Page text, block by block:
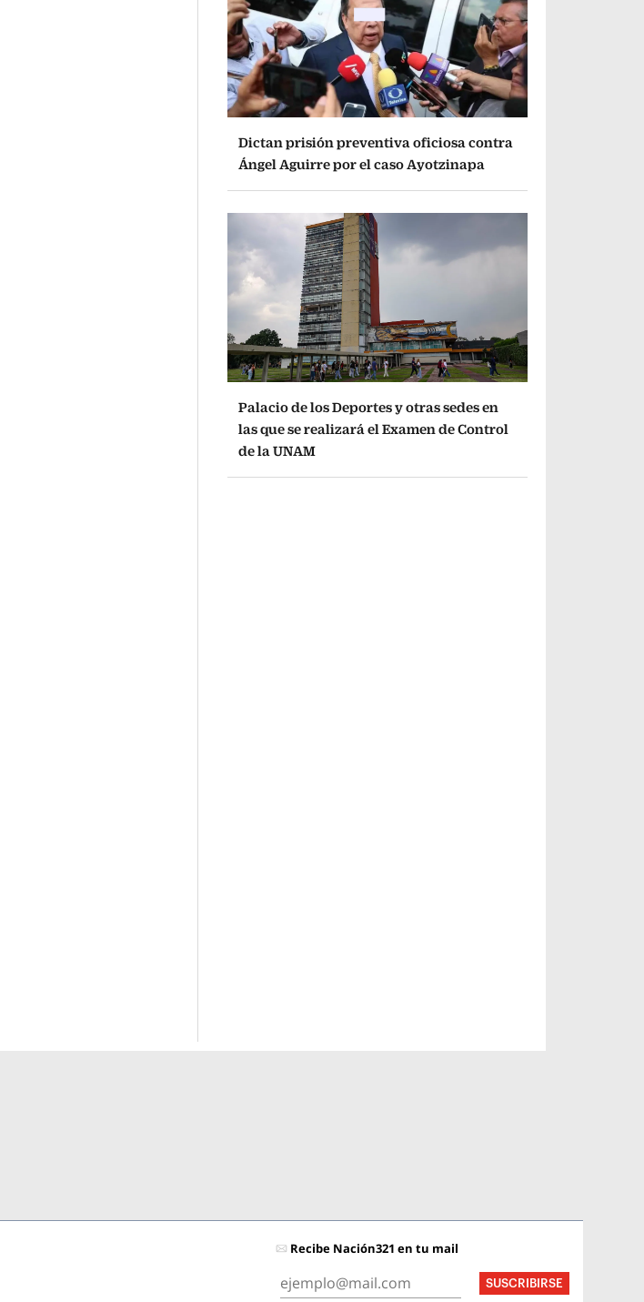
Dictan prisión preventiva oficiosa contra
Ángel Aguirre por el caso Ayotzinapa
Palacio de los Deportes y otras sedes en
las que se realizará el Examen de Control
de la UNAM
Recibe Nación321 en tu mail
SUSCRIBIRSE